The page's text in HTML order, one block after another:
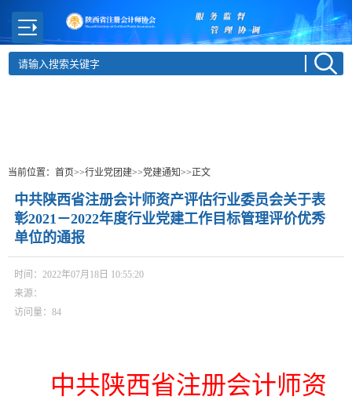
当前位置： 首页>>行业党团建>>党建通知>>正文
中共陕西省注册会计师资产评估行业委员会关于表
彰2021－2022年度行业党建工作目标管理评价优秀
单位的通报
时间：2022年07月18日 10:55:20
来源：
访问量： 84
中共陕西省注册会计师资